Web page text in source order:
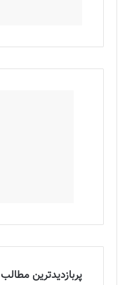
پربازدیدترین مطالب